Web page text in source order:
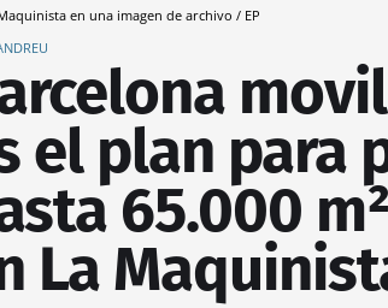
en una imagen de archivo / EP
el plan para
65.000
La